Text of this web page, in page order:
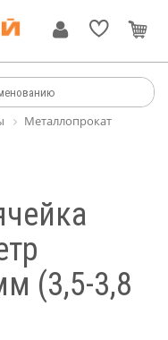
Металлопрокат
(3,5-3,8